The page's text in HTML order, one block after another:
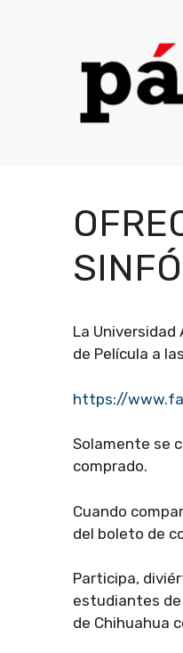
La
de Película a
https://
Solamente se
comprado.
Cuando
del boleto de
Participa,
estudiantes de
de Chihuahua